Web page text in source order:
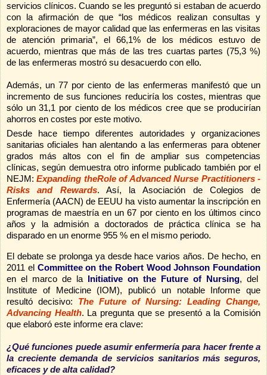
servicios clínicos. Cuando se les preguntó si estaban de acuerdo
con la afirmación de que “los médicos realizan consultas y
exploraciones de mayor calidad que las enfermeras en las visitas
de atención primaria”, el 66,1% de los médicos estuvo de
acuerdo, mientras que más de las tres cuartas partes (75,3 %)
de las enfermeras mostró su desacuerdo con ello.
Además, un 77 por ciento de las enfermeras manifestó que un
incremento de sus funciones reduciría los costes, mientras que
sólo un 31,1 por ciento de los médicos cree que se producirían
ahorros en costes por este motivo.
Desde hace tiempo diferentes autoridades y organizaciones
sanitarias oficiales han alentando a las enfermeras para obtener
grados más altos con el fin de ampliar sus competencias
clínicas, según demuestra otro informe publicado también por el
NEJM :Expanding theRole of Advanced Nurse Practitioners -
Risks and Rewards. Así, laAsociación de Colegios de
Enfermería (AACN) de EEUU ha visto aumentar la inscripción en
programas de maestría en un 67 por ciento en los últimos cinco
años y la admisión a doctorados de práctica clínica se ha
disparado en un enorme 955 % en el mismo periodo.
El debate se prolonga ya desde hace varios años. De hecho, en
2011 el Committee on the Robert Wood Johnson Foundation
en el marco de la
Initiative on the Future of Nursing, del
Institute of
Medicine (IOM), publicó un notable Informe que
resultó decisivo: The Future of Nursing: Leading Change,
Advancing Health. La pregunta que se presentó a la Comisión
que elaboró este informe era clave:
¿Qué funciones puede asumir enfermería para hacer frente a
la creciente demanda de servicios sanitarios más seguros,
eficaces y de alta calidad?